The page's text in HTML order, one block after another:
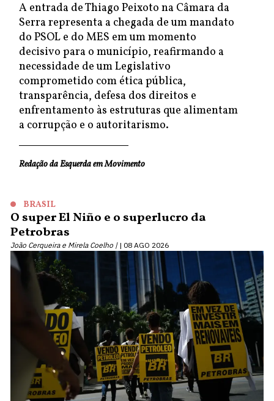
A entrada de Thiago Peixoto na Câmara da
Serra representa a chegada de um mandato
do PSOL e do MES em um momento
decisivo para o município, reafirmando a
necessidade de um Legislativo
comprometido com ética pública,
transparência, defesa dos direitos e
enfrentamento às estruturas que alimentam
a corrupção e o autoritarismo.
Redação da Esquerda em Movimento
BRASIL
O super El Niño e o superlucro da
Petrobras
João Cerqueira e Mirela Coelho | 08 AGO 2026